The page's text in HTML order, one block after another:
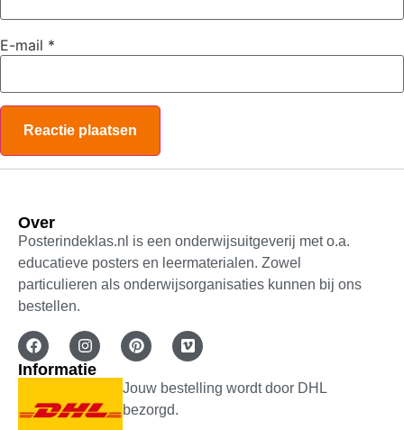
E-mail *
Over
Posterindeklas.nl is een onderwijsuitgeverij met o.a.
educatieve posters en leermaterialen. Zowel
particulieren als onderwijsorganisaties kunnen bij ons
bestellen.
Informatie
Jouw bestelling wordt door DHL
bezorgd.